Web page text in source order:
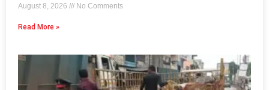
August 8, 2026 No Comments
Read More »